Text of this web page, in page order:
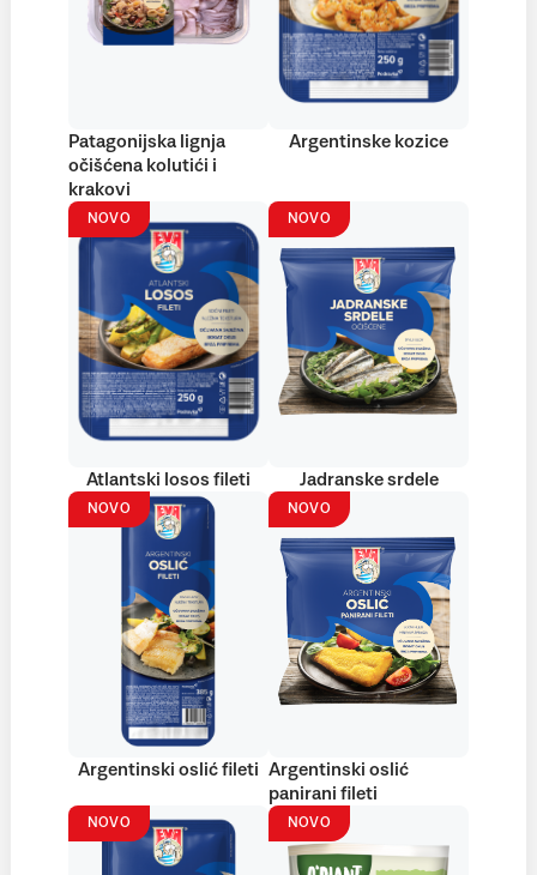
Patagonijska lignja
očišćena kolutići i
krakovi
Argentinske kozice
NOVO
Atlantski losos fileti
NOVO
Jadranske srdele
NOVO
Argentinski oslić fileti
NOVO
Argentinski oslić
panirani fileti
NOVO NOVO